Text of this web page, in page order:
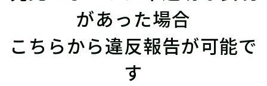
があった場合
こちらから違反報告が可能で
す